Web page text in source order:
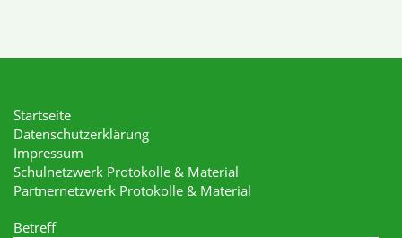
Startseite
Datenschutzerklärung
Impressum
Schulnetzwerk Protokolle & Material
Partnernetzwerk Protokolle & Material
Betreff